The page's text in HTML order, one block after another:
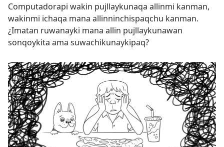
Computadorapi wakin pujllaykunaqa allinmi kanman,
wakinmi ichaqa mana allinninchispaqchu kanman.
¿Imatan ruwanayki mana allin pujllaykunawan
sonqoykita ama suwachikunaykipaq?